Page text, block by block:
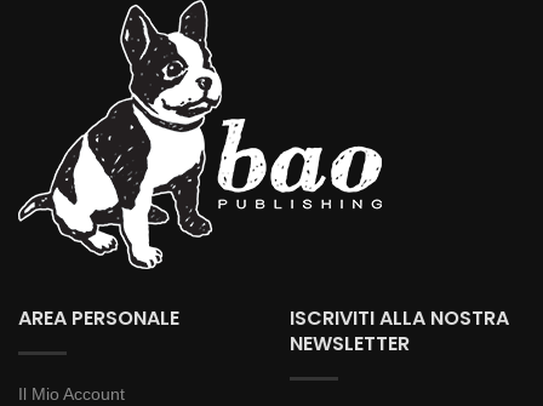
AREA PERSONALE
Il Mio Account
ISCRIVITI ALLA NOSTRA
NEWSLETTER